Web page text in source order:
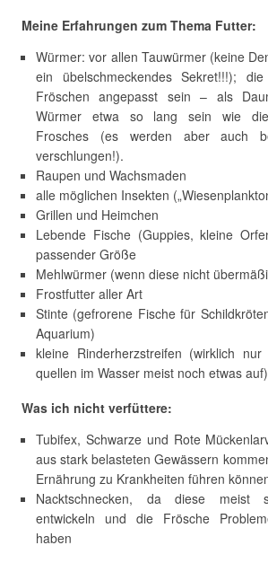
Meine Erfahrungen zum Thema Futter:
Würmer: vor allen Tauwürmer (keine
ein übelschmeckendes Sekret!!!);
Fröschen angepasst sein – als
Würmer etwa so lang sein wie
Frosches (es werden aber auch
verschlungen!).
Raupen und Wachsmaden
alle möglichen Insekten
Grillen und Heimchen
Lebende Fische (Guppies, kleine
passender Größe
Mehlwürmer (wenn diese nicht
Frostfutter aller Art
Stinte (gefrorene Fische für
Aquarium)
kleine Rinderherzstreifen (wirklich
quellen im Wasser meist noch etwas auf)
Was ich nicht verfüttere:
Tubifex, Schwarze und Rote
aus stark belasteten Gewässern
Ernährung zu Krankheiten führen
Nacktschnecken, da diese meist
entwickeln und die Frösche
haben